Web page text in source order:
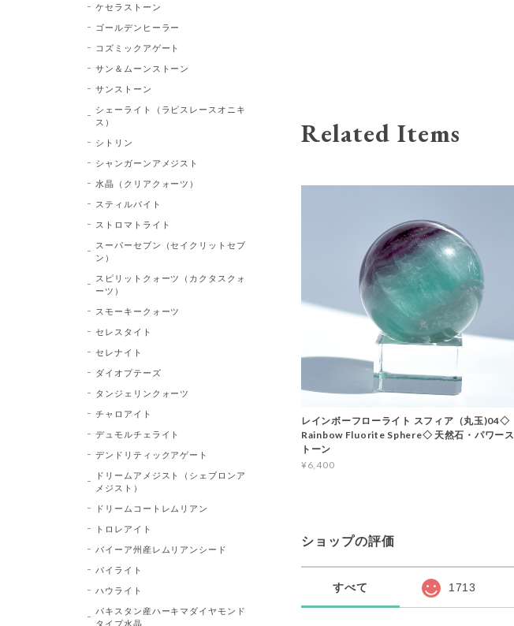
Related Items
レインボーフローライト スフィア（丸玉)04◇
Rainbow Fluorite Sphere◇ 天然石・パワース
トーン
¥6,400
ショップの評価
すべて 1713
ケセラストーン
ゴールデンヒーラー
コズミックアゲート
サン＆ムーンストーン
サンストーン
シェーライト（ラピスレースオニキ
ス）
シトリン
シャンガーンアメジスト
水晶（クリアクォーツ）
スティルバイト
ストロマトライト
スーパーセブン（セイクリットセブ
ン）
スピリットクォーツ（カクタスクォ
ーツ）
スモーキークォーツ
セレスタイト
セレナイト
ダイオプテーズ
タンジェリンクォーツ
チャロアイト
デュモルチェライト
デンドリティックアゲート
ドリームアメジスト（シェブロンア
メジスト）
ドリームコートレムリアン
トロレアイト
バイーア州産レムリアンシード
パイライト
ハウライト
パキスタン産ハーキマダイヤモンド
タイプ水晶